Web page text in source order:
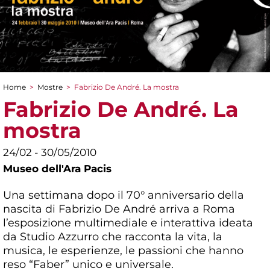
Tu sei qui
Home > Mostre > Fabrizio De André. La mostra
Fabrizio De André. La
mostra
24/02 - 30/05/2010
Museo dell'Ara Pacis
Una settimana dopo il 70° anniversario della
nascita di Fabrizio De André arriva a Roma
l’esposizione multimediale e interattiva ideata
da Studio Azzurro che racconta la vita, la
musica, le esperienze, le passioni che hanno
reso “Faber” unico e universale.